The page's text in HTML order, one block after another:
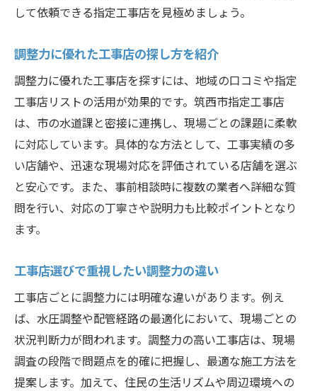
して依頼できる指定工事店を見極めましょう。
調整力に優れた工事店の探し方を紹介
調整力に優れた工事店を探すには、地域の口コミや指定
工事店リストの活用が効果的です。筑西市指定工事店
は、市の水道課と密接に連携し、現場ごとの課題に柔軟
に対応しています。具体的な方法として、工事実績の多
い店舗や、迅速な現場対応を評価されている店舗を選ぶ
と安心です。また、事前相談時に複数の業者へ詳細な質
問を行い、対応の丁寧さや説明力も比較ポイントとなり
ます。
工事店選びで重視したい調整力の違い
工事店ごとに調整力には明確な違いがあります。例え
ば、水圧調整や配管経路の最適化において、現場ごとの
状況判断力が問われます。調整力の高い工事店は、現場
調査の段階で問題点を的確に把握し、最適な施工方法を
提案します。加えて、住民の生活リズムや周辺環境への